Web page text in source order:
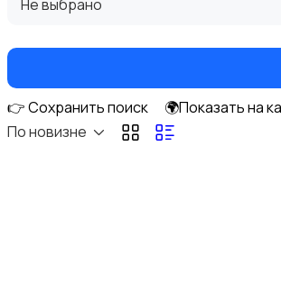
Фотовспышки
Не выбрано
👉 Сохранить поиск
🌍Показать на
По новизне